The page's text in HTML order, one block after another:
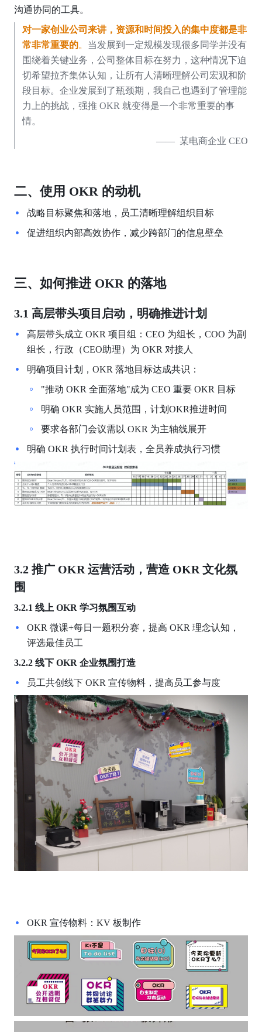
沟通协同的工具。
对一家创业公司来讲，资源和时间投入的集中度都是非
常非常重要的。 当发展到一定规模发现很多同学并没有
围绕着关键业务，公司整体目标在努力，这种情况下迫
切希望拉齐集体认知，让所有人清晰理解公司宏观和阶
段目标。企业发展到了瓶颈期，我自己也遇到了管理能
力上的挑战，强推 OKR 就变得是一个非常重要的事
情。
  ——  某电商企业 CEO
二、使用 OKR 的动机
战略目标聚焦和落地，员工清晰理解组织目标
促进组织内部高效协作，减少跨部门的信息壁垒
三、如何推进 OKR 的落地
3.1 高层带头项目启动，明确推进计划
高层带头成立 OKR 项目组：CEO 为组长，COO 为副
组长，行政（CEO助理）为 OKR 对接人
明确项目计划，OKR 落地目标达成共识：
"推动 OKR 全面落地"成为 CEO 重要 OKR 目标
明确 OKR 实施人员范围，计划OKR推进时间
要求各部门会议需以 OKR 为主轴线展开
明确 OKR 执行时间计划表，全员养成执行习惯
3.2 推广 OKR 运营活动，营造 OKR 文化氛
围
3.2.1 线上 OKR 学习氛围互动
OKR 微课+每日一题积分赛，提高 OKR 理念认知，
评选最佳员工
3.2.2 线下 OKR 企业氛围打造
员工共创线下 OKR 宣传物料，提高员工参与度
OKR 宣传物料：KV 板制作